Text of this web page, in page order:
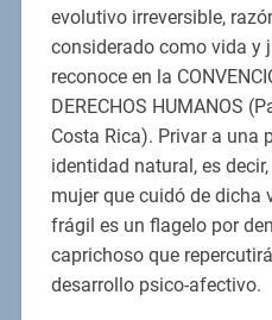
evolutivo irreversible,
considerado como vida y
reconoce en la
DERECHOS HUMANOS
Costa Rica). Privar a una
identidad natural, es
mujer que cuidó de dicha
frágil es un flagelo por
caprichoso que
desarrollo psico-afectivo.